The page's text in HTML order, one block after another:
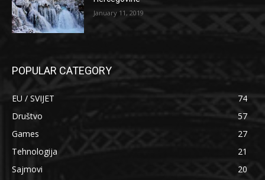
January 11, 2019
POPULAR CATEGORY
EU / SVIJET
74
Društvo
57
Games
27
Tehnologija
21
Sajmovi
20